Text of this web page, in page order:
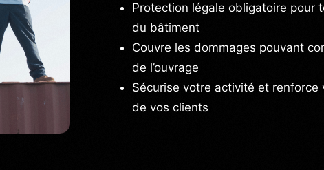
Protection légale obligatoire pour
du bâtiment
Couvre les dommages pouvant
de l’ouvrage
Sécurise votre activité et
de vos clients